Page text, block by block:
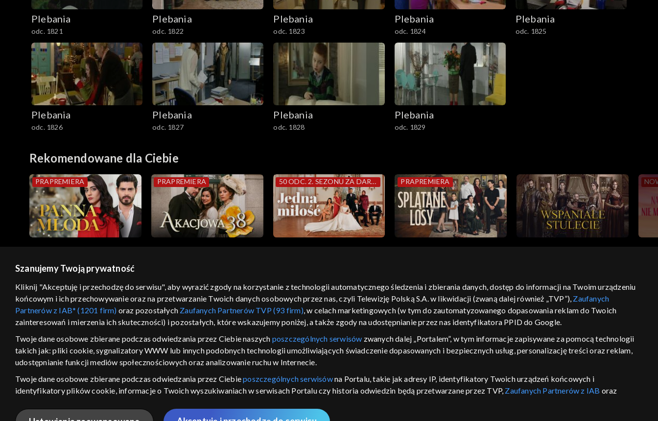
1801–1829
Odcinki specjalne
Plebania
odc. 1821
Plebania
odc. 1822
Plebania
odc. 1823
Plebania
odc. 1824
Plebania
odc. 1825
Plebania
odc. 1826
Plebania
odc. 1827
Plebania
odc. 1828
Plebania
odc. 1829
Rekomendowane dla Ciebie
PRAPREMIERA PRAPREMIERA 50 ODC. 2. SEZONU ZA DARMO PRAPREMIERA
GEOLOKALIZACJA
ŁĄCZYSZ SIĘ SPOZA POLSKI
Kraj, z którego się łączysz, to Stany Zjednoczone ,
w związku z czym część tytułów na platformie TVP
materiały możesz obejrzeć.
regulamin serwisu cennik polityka prywatności moje zgody pomoc kontakt voucher dostępność informacje o dostawcy usług
Szanujemy Twoją prywatność
Kliknij "Akceptuję i przechodzę do serwisu", aby wyrazić zgody na korzystanie z technologii automatycznego śledzenia i zbierania danych, dostęp do informacji na Twoim urządzeniu
końcowym i ich przechowywanie oraz na przetwarzanie Twoich danych osobowych przez nas, czyli Telewizję Polską S.A. w likwidacji (zwaną dalej również „TVP”), Zaufanych
Partnerów z IAB* (1201 firm) oraz pozostałych Zaufanych Partnerów TVP (93 firm), w celach marketingowych (w tym do zautomatyzowanego dopasowania reklam do Twoich
zainteresowań i mierzenia ich skuteczności) i pozostałych, które wskazujemy poniżej, a także zgody na udostępnianie przez nas identyfikatora PPID do Google.
Twoje dane osobowe zbierane podczas odwiedzania przez Ciebie naszych poszczególnych serwisów zwanych dalej „Portalem”, w tym informacje zapisywane za pomocą technologii
takich jak: pliki cookie, sygnalizatory WWW lub innych podobnych technologii umożliwiających świadczenie dopasowanych i bezpiecznych usług, personalizację treści oraz reklam,
udostępnianie funkcji mediów społecznościowych oraz analizowanie ruchu w Internecie.
Twoje dane osobowe zbierane podczas odwiedzania przez Ciebieposzczególnych serwisówna Portalu, takie jak adresy IP, identyfikatory Twoich urządzeń końcowych i
identyfikatory plików cookie, informacje o Twoich wyszukiwaniach w serwisach Portalu czy historia odwiedzin będą przetwarzane przez TVP, Zaufanych Partnerów z IAB oraz
wyboru spersonalizowanych reklam, tworzenia profilu spersonalizowanych reklam, tworzenia profilu spersonalizowanych treści, wyboru spersonalizowanych treści, pomiaru